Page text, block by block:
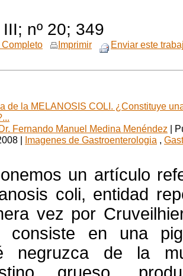
nº 20; 349
Completo Imprimir
Enviar este
de la MELANOSIS COLI. ¿Constituye
Fernando Manuel Medina Menéndez |
| Imagenes de Gastroenterologia ,
un artículo
coli, entidad
vez por
consiste en una
negruzca de la